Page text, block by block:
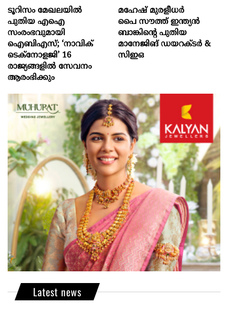
ടൂറിസം മേഖലയിൽ
പുതിയ എഐ
സംരംഭവുമായി
ഐബിഎസ്; ‘നാവിക്
ടെക്‌നോളജി’ 16
രാജ്യങ്ങളിൽ സേവനം
ആരംഭിക്കും
മഹേഷ് മുരളീധർ
പൈ സൗത്ത് ഇന്ത്യൻ
ബാങ്കിന്റെ പുതിയ
മാനേജിങ് ഡയറക്ടർ &
സിഇഒ
Latest news